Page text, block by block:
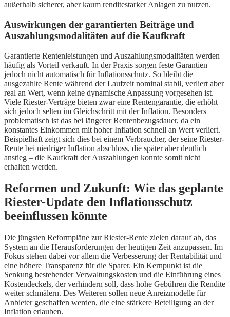
außerhalb sicherer, aber kaum renditestarker Anlagen zu nutzen.
Auswirkungen der garantierten Beiträge und
Auszahlungsmodalitäten auf die Kaufkraft
Garantierte Rentenleistungen und Auszahlungsmodalitäten werden
häufig als Vorteil verkauft. In der Praxis sorgen feste Garantien
jedoch nicht automatisch für Inflationsschutz. So bleibt die
ausgezahlte Rente während der Laufzeit nominal stabil, verliert aber
real an Wert, wenn keine dynamische Anpassung vorgesehen ist.
Viele Riester-Verträge bieten zwar eine Rentengarantie, die erhöht
sich jedoch selten im Gleichschritt mit der Inflation. Besonders
problematisch ist das bei längerer Rentenbezugsdauer, da ein
konstantes Einkommen mit hoher Inflation schnell an Wert verliert.
Beispielhaft zeigt sich dies bei einem Verbraucher, der seine Riester-
Rente bei niedriger Inflation abschloss, die später aber deutlich
anstieg – die Kaufkraft der Auszahlungen konnte somit nicht
erhalten werden.
Reformen und Zukunft: Wie das geplante
Riester-Update den Inflationsschutz
beeinflussen könnte
Die jüngsten Reformpläne zur Riester-Rente zielen darauf ab, das
System an die Herausforderungen der heutigen Zeit anzupassen. Im
Fokus stehen dabei vor allem die Verbesserung der Rentabilität und
eine höhere Transparenz für die Sparer. Ein Kernpunkt ist die
Senkung bestehender Verwaltungskosten und die Einführung eines
Kostendeckels, der verhindern soll, dass hohe Gebühren die Rendite
weiter schmälern. Des Weiteren sollen neue Anreizmodelle für
Anbieter geschaffen werden, die eine stärkere Beteiligung an der
Inflation erlauben.